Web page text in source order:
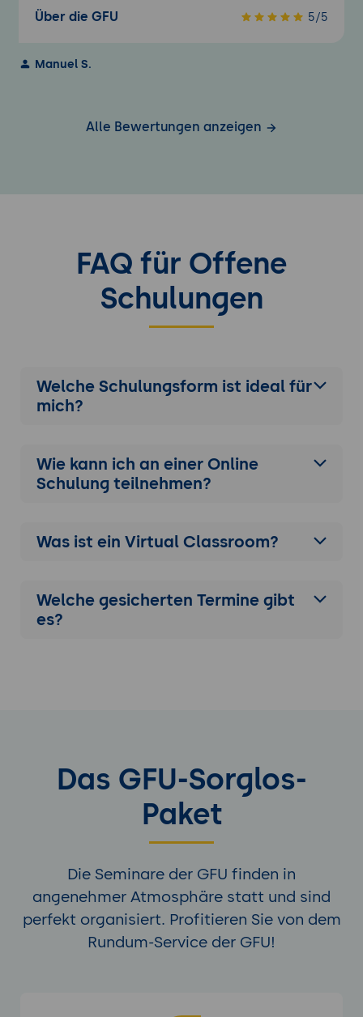
Über die GFU 5/5
Manuel S.
Alle Bewertungen anzeigen
FAQ für Offene
Schulungen
Welche Schulungsform ist ideal für
mich?
Wie kann ich an einer Online
Schulung teilnehmen?
Was ist ein Virtual Classroom?
Welche gesicherten Termine gibt
es?
Das GFU-Sorglos-
Paket
Die Seminare der GFU finden in
angenehmer Atmosphäre statt und sind
perfekt organisiert. Profitieren Sie von dem
Rundum-Service der GFU!